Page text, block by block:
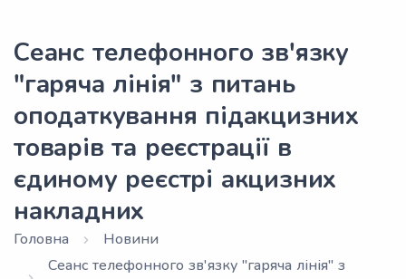
Сеанс телефонного зв'язку
"гаряча лінія" з питань
оподаткування підакцизних
товарів та реєстрації в
єдиному реєстрі акцизних
накладних
Головна
Новини
Сеанс телефонного зв'язку "гаряча лінія" з